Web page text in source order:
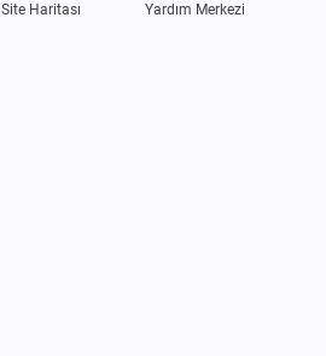
Site Haritası Yardım Merkezi